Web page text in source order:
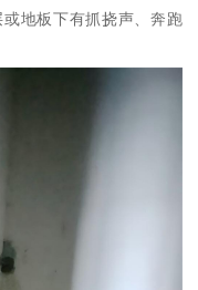
或地板下有抓挠声、奔跑